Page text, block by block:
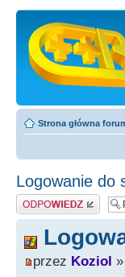
Strona główna
Logowanie do
Odpowiedz
przez Koziol